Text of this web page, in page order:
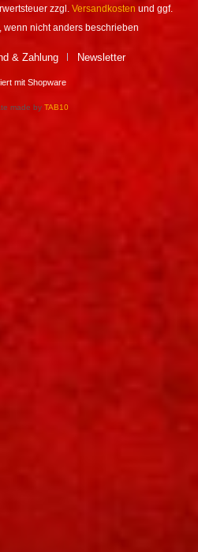
zzgl. Versandkosten und ggf.
wenn nicht anders beschrieben
& Zahlung Newsletter
mit Shopware
made by TAB10